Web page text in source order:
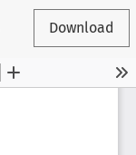
Download